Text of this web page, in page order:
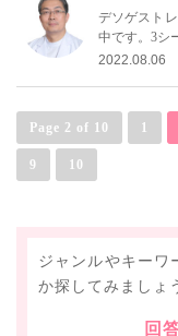
デソゲスト
中です。3シ
2022.08.06
Page 2 of 10 1
9 10
ジャンルやキーワ
か探してみましょ
回